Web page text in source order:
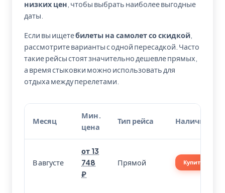
низких цен , чтобы выбрать наиболее выгодные
даты.
Если вы ищетебилеты на самолет со скидкой
рассмотрите варианты с одной пересадкой. Часто
такие рейсы стоят значительно дешевле прямых,
а время стыковки можно использовать для
отдыха между перелетами.
Месяц
Мин.
цена
Тип рейса Наличие
В августе
от 13
748
₽
Прямой Купить